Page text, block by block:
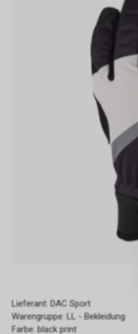
Lieferant: DAC Sport
Warengruppe: LL - Bekleidung
Farbe: black print